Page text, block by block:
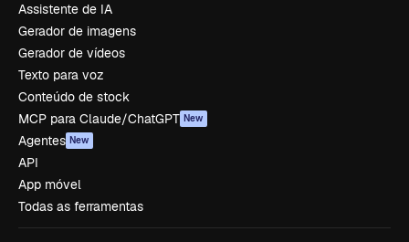
Assistente de IA
Gerador de imagens
Gerador de vídeos
Texto para voz
Conteúdo de stock
MCP para Claude/ChatGPT New
Agentes New
API
App móvel
Todas as ferramentas